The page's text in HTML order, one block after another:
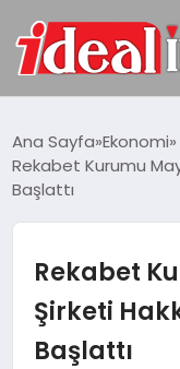
BILGISAYAR
TEKNOLOJI
Ana Sayfa Ekonomi
Rekabet Kurumu
Başlattı
Rekabet
Şirketi
Başlattı